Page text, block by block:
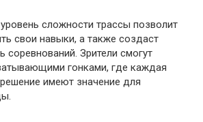
сложности трассы позволит
свои навыки, а также создаст
соревнований. Зрители смогут
гонками, где каждая
имеют значение для